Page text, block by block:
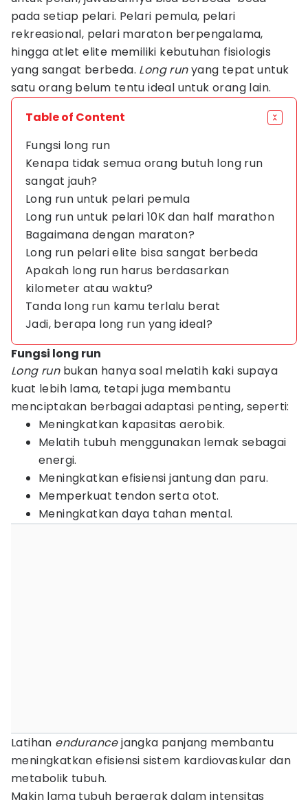
pada setiap pelari. Pelari pemula, pelari
rekreasional, pelari maraton berpengalama,
hingga atlet elite memiliki kebutuhan fisiologis
yang sangat berbeda. Long runyang tepat untuk
satu orang belum tentu ideal untuk orang lain.
Table of Content
Fungsi long run
Kenapa tidak semua orang butuh long run
sangat jauh?
Long run untuk pelari pemula
Long run untuk pelari 10K dan half marathon
Bagaimana dengan maraton?
Long run pelari elite bisa sangat berbeda
Apakah long run harus berdasarkan
kilometer atau waktu?
Tanda long run kamu terlalu berat
Jadi, berapa long run yang ideal?
Fungsi long run
Long runbukan hanya soal melatih kaki supaya
kuat lebih lama, tetapi juga membantu
menciptakan berbagai adaptasi penting, seperti:
Meningkatkan kapasitas aerobik.
Melatih tubuh menggunakan lemak sebagai
energi.
Meningkatkan efisiensi jantung dan paru.
Memperkuat tendon serta otot.
Meningkatkan daya tahan mental.
Latihan endurancejangka panjang membantu
meningkatkan efisiensi sistem kardiovaskular dan
metabolik tubuh.
Makin lama tubuh bergerak dalam intensitas